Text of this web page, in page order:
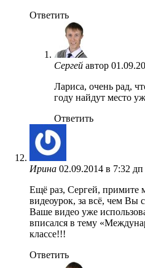
Ответить
Сергей автор
Лариса, очень рад,
году найдут место
Ответить
Ирина 02.09.2014 в 7:32 дп
Ещё раз, Сергей, примите
видеоурок, за всё, чем Вы
Ваше видео уже
вписался в тему
классе!!!
Ответить